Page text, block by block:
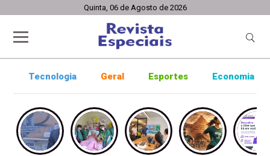
Quinta, 06 de Agosto de 2026
Tecnologia Geral Esportes Economia